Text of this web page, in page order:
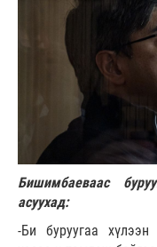
Бишимбаеваас
асуухад:
-Би буруугаа